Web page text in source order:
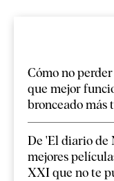
Cómo no
que mejor
bronceado más
De 'El diario de
mejores
XXI que no te